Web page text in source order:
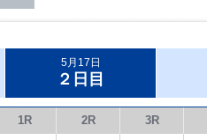
5月17日
２日目
1R 2R 3R